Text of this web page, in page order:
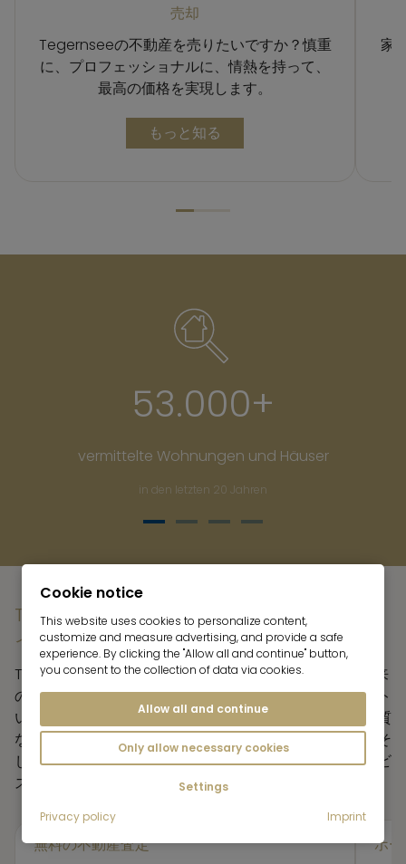
売却
Tegernseeの不動産を売りたいですか？慎重
に、プロフェッショナルに、情熱を持って、
最高の価格を実現します。
売却について
もっと知る
家
MR. LODGE IN ZAHLEN
53.000+
vermittelte Wohnungen und Häuser
in den letzten 20 Jahren
Über 53.000 vermittelte
TEGERNSEEにおける当社の不動産サービスラ
インナップ
Tegernsee湖畔の「Mr. Lodge」不動産仲介業者は、従来
の不動産仲介業務にとどまらず、お客様を幅広くサポート
いたします。無料の不動産コンサルティングから、高品質
な物件紹介資料の作成、マーケティング、交渉、内見、そ
して数多くの技術的サービスに至るまで、包括的なサービ
スパッケージをご提供いたします。
無料の不動産査定 ホ
Cookie notice
This website uses cookies to personalize content,
customize and measure advertising, and provide a safe
experience. By clicking the "Allow all and continue" button,
you consent to the collection of data via cookies.
Allow all and continue
Only allow necessary cookies
Settings
Privacy policy
Imprint